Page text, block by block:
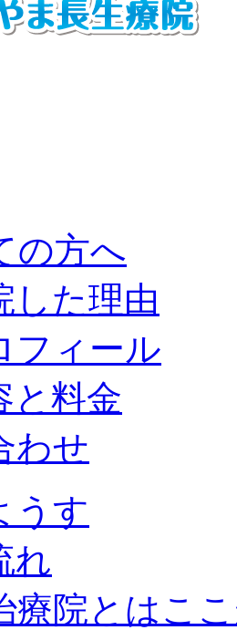
の方へ
した理由
フィール
と料金
わせ
うす
れ
療院とはこ